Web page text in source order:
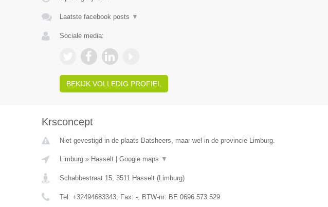
Laatste facebook posts ▼
Sociale media:
BEKIJK VOLLEDIG PROFIEL
Krsconcept
Niet gevestigd in de plaats Batsheers, maar wel in de provincie Limburg.
Limburg» Hasselt| Google maps ▼
Schabbestraat 15, 3511 Hasselt(Limburg)
Tel: +32494683343, Fax: -, BTW-nr: BE 0696.573.529